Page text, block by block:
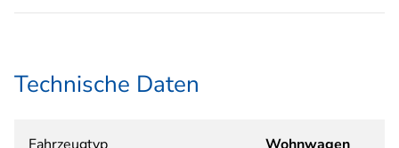
Technische Daten